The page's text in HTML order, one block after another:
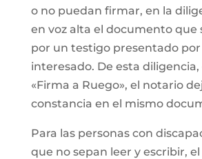
o no puedan firmar, en la
en voz alta el documento que
por un testigo presentado por
interesado. De esta
«Firma a Ruego», el notario
constancia en el mismo
Para las personas con
que no sepan leer y escribir,